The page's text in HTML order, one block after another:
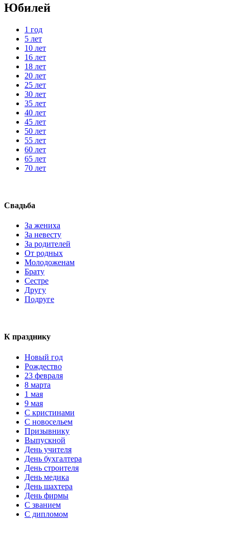
Юбилей
1 год
5 лет
10 лет
16 лет
18 лет
20 лет
25 лет
30 лет
35 лет
40 лет
45 лет
50 лет
55 лет
60 лет
65 лет
70 лет
Свадьба
За жениха
За невесту
За родителей
От родных
Молодоженам
Брату
Сестре
Другу
Подруге
К празднику
Новый год
Рождество
23 февраля
8 марта
1 мая
9 мая
С кристинами
С новосельем
Призывнику
Выпускной
День учителя
День бухгалтера
День строителя
День медика
День шахтера
День фирмы
С званием
С дипломом